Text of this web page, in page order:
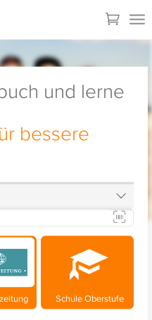
und lerne
bessere
Schule Oberstufe